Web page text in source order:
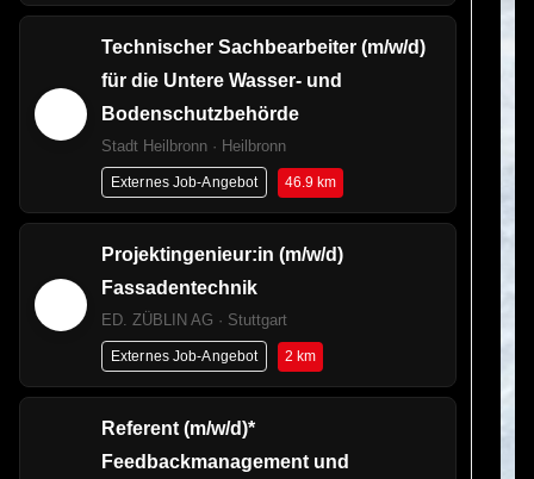
Technischer Sachbearbeiter (m/w/d)
für die Untere Wasser- und
Bodenschutzbehörde
Stadt Heilbronn · Heilbronn
Externes Job-Angebot 46.9 km
Projektingenieur:in (m/w/d)
Fassadentechnik
ED. ZÜBLIN AG · Stuttgart
Externes Job-Angebot 2 km
Referent (m/w/d)*
Feedbackmanagement und